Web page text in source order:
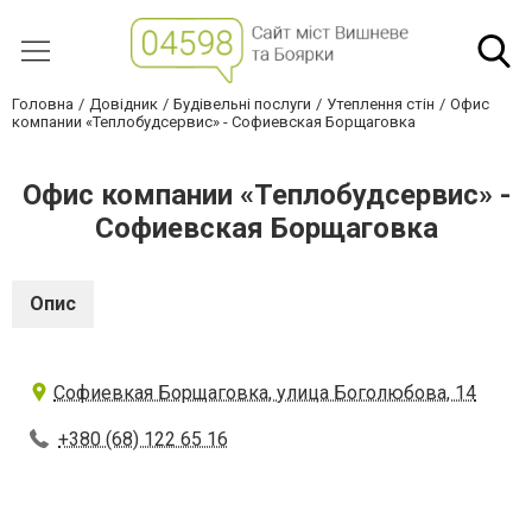
Головна Довідник Будівельні послуги Утеплення стін
Офис
компании «Теплобудсервис» - Софиевская Борщаговка
Офис компании «Теплобудсервис» -
Софиевская Борщаговка
Опис
Софиевкая Борщаговка, улица Боголюбова, 14
+380 (68) 122 65 16